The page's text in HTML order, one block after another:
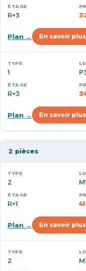
R+3
Plan → En savoir
1
R+3
Plan → En savoir
2 pièces
2
R+1
Plan → En savoir
2